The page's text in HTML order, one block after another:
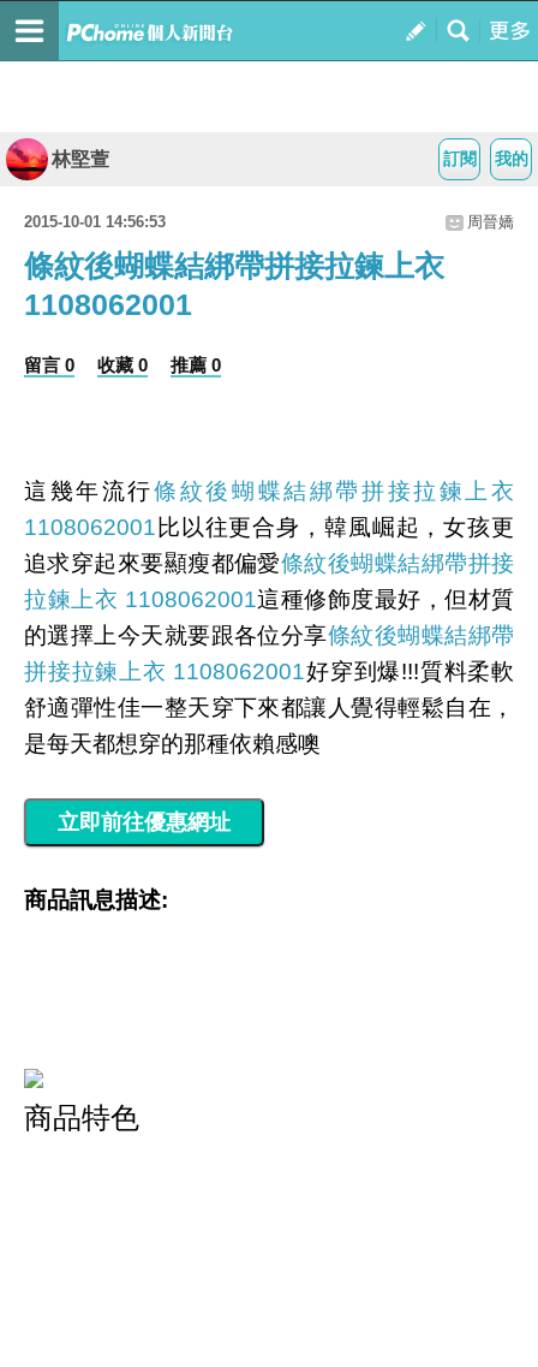
我的
訂閱
林堅萱
2015-10-01 14:56:53 周晉嬌
條紋後蝴蝶結綁帶拼接拉鍊上衣
1108062001
留言 0 收藏 0 推薦 0
這幾年流行條紋後蝴蝶結綁帶拼接拉鍊上衣
1108062001 比以往更合身，韓風崛起，女孩更
追求穿起來要顯瘦都偏愛條紋後蝴蝶結綁帶拼接
拉鍊上衣 1108062001這種修飾度最好，但材質
的選擇上今天就要跟各位分享條紋後蝴蝶結綁帶
拼接拉鍊上衣 1108062001好穿到爆!!!質料柔軟
舒適彈性佳一整天穿下來都讓人覺得輕鬆自在，
是每天都想穿的那種依賴感噢
商品訊息描述:
商品特色